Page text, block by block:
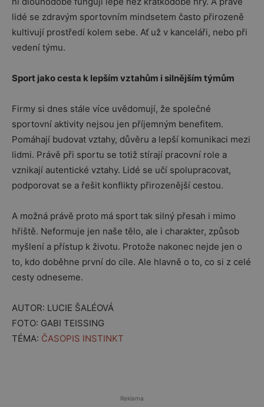
lidé se zdravým sportovním mindsetem často přirozeně
kultivují prostředí kolem sebe. Ať už v kanceláři, nebo při
vedení týmu.
Sport jako cesta k lepším vztahům i silnějším týmům
Firmy si dnes stále více uvědomují, že společné
sportovní aktivity nejsou jen příjemným benefitem.
Pomáhají budovat vztahy, důvěru a lepší komunikaci mezi
lidmi. Právě při sportu se totiž stírají pracovní role a
vznikají autentické vztahy. Lidé se učí spolupracovat,
podporovat se a řešit konflikty přirozenější cestou.
A možná právě proto má sport tak silný přesah i mimo
hřiště. Neformuje jen naše tělo, ale i charakter, způsob
myšlení a přístup k životu. Protože nakonec nejde jen o
to, kdo doběhne první do cíle. Ale hlavně o to, co si z celé
cesty odneseme.
AUTOR: LUCIE ŠALÉOVÁ
FOTO: GABI TEISSING
TÉMA: ČASOPIS INSTINKT
Reklama